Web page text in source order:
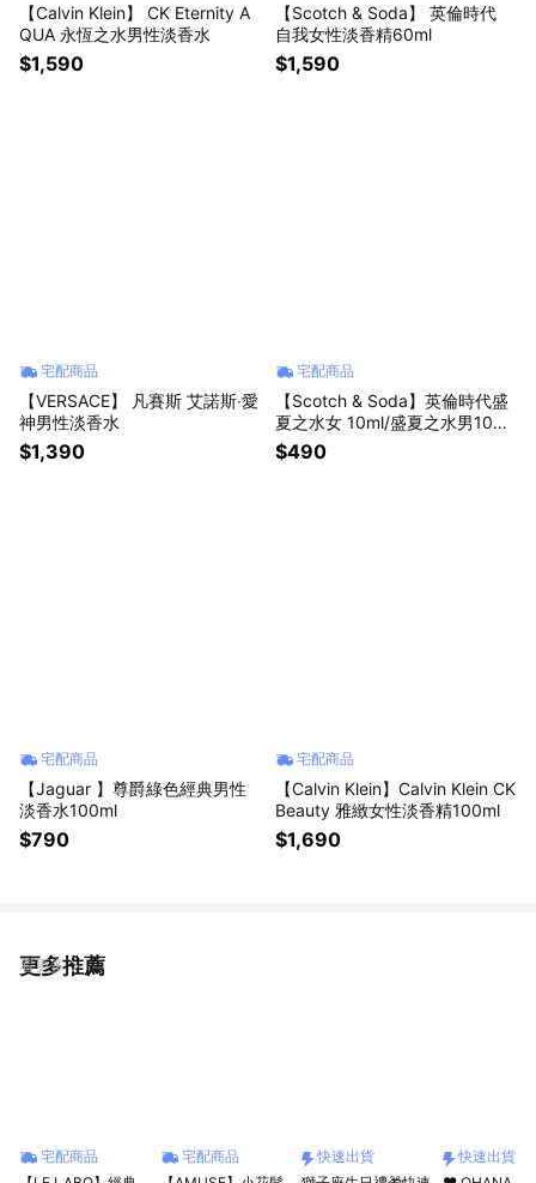
【Calvin Klein】 CK Eternity A
QUA 永恆之水男性淡香水
$1,590
【Scotch & Soda】 英倫時代
自我女性淡香精60ml
$1,590
宅配商品
【VERSACE】 凡賽斯 艾諾斯‧愛
神男性淡香水
$1,390
宅配商品
【Scotch & Soda】英倫時代盛
夏之水女 10ml/盛夏之水男10ml/
摯愛10ml
$490
宅配商品
【Jaguar 】尊爵綠色經典男性
淡香水100ml
$790
宅配商品
【Calvin Klein】Calvin Klein CK
Beauty 雅緻女性淡香精100ml
$1,690
更多推薦
看更多
宅配商品
宅配商品
快速出貨
快速出貨